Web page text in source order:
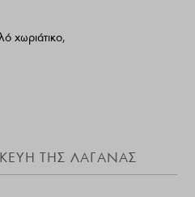
χωριάτικο,
ΤΗΣ ΛΑΓΑΝΑΣ